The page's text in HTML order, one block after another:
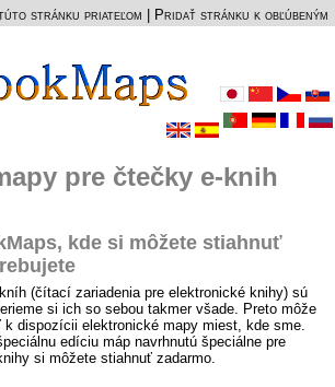
stránku priateľom Pridať stránku k obľúbeným
pre čtečky e-knih
kde si môžete stiahnuť
(čítací zariadenia pre elektronické knihy) sú
si ich so sebou takmer všade. Preto môže
dispozícii elektronické mapy miest, kde sme.
edíciu máp navrhnutú špeciálne pre
si môžete stiahnuť zadarmo.